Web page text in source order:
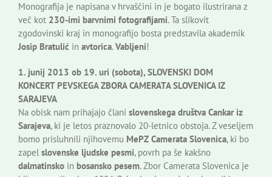
Monografija je napisana v hrvaščini in je bogato ilustrirana z
več kot 230-imi barvnimi fotografijami. Ta slikovit
zgodovinski kraj in monografijo bosta predstavila akademik
Josip Bratulić in avtorica.Vabljeni!
1. junij 2013 ob 19. uri (sobota), SLOVENSKI DOM
KONCERT PEVSKEGA ZBORA CAMERATA SLOVENICA IZ
SARAJEVA
Na obisk nam prihajajo člani slovenskega društva Cankar iz
Sarajeva, ki je letos praznovalo 20-letnico obstoja. Z veseljem
bomo prisluhnili njihovemu MePZ Camerata Slovenica, ki bo
zapel slovenske ljudske pesmi, povrh pa še kakšno
dalmatinsko in bosansko pesem. Zbor Camerata Slovenica je